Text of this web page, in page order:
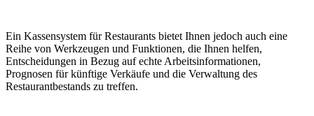
Ein Kassensystem für Restaurants bietet Ihnen jedoch auch eine
Reihe von Werkzeugen und Funktionen, die Ihnen helfen,
Entscheidungen in Bezug auf echte Arbeitsinformationen,
Prognosen für künftige Verkäufe und die Verwaltung des
Restaurantbestands zu treffen.